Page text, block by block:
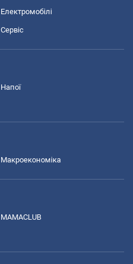
Електромобілі
Сервіс
Напої
Макроекономіка
MAMACLUB